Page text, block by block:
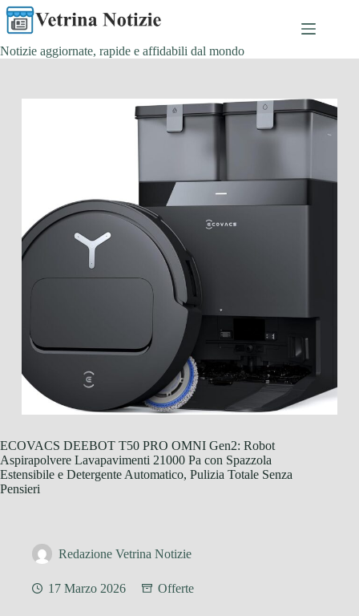
Salta
al
contenuto
Notizie aggiornate, rapide e affidabili dal mondo
ECOVACS DEEBOT T50 PRO OMNI Gen2: Robot
Aspirapolvere Lavapavimenti 21000 Pa con Spazzola
Estensibile e Detergente Automatico, Pulizia Totale Senza
Pensieri
Redazione Vetrina Notizie
17 Marzo 2026 Offerte